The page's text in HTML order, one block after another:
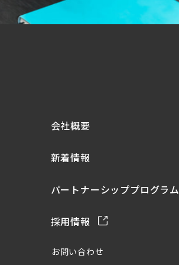
会社概要
新着情報
パートナーシッププログラム
採用情報
お問い合わせ